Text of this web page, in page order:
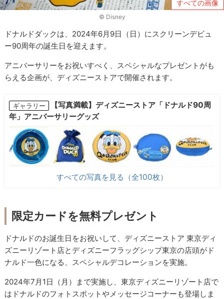
すべての画像
© Disney
ドナルドダックは、2024年6月9日（日）にスクリーンデビュ
ー90周年の誕生日を迎えます。
アニバーサリーをお祝いすべく、スペシャルなプレゼントがも
らえる企画が、ディズニーストアで開催されます。
ギャラリー
【写真満載】ディズニーストア「ドナルド90周
年」アニバーサリーグッズ
すべての写真を見る（全100枚）
限定カードを無料プレゼント
ドナルドのお誕生日をお祝いして、ディズニーストア 東京ディ
ズニーリゾート店とディズニーフラッグシップ東京の店頭がド
ナルド一色になる、スペシャルデコレーションを実施。
2024年7月1日（月）まで実施し、東京ディズニーリゾート店で
はドナルドのフォトスポットやメッセージコーナーも登場しま